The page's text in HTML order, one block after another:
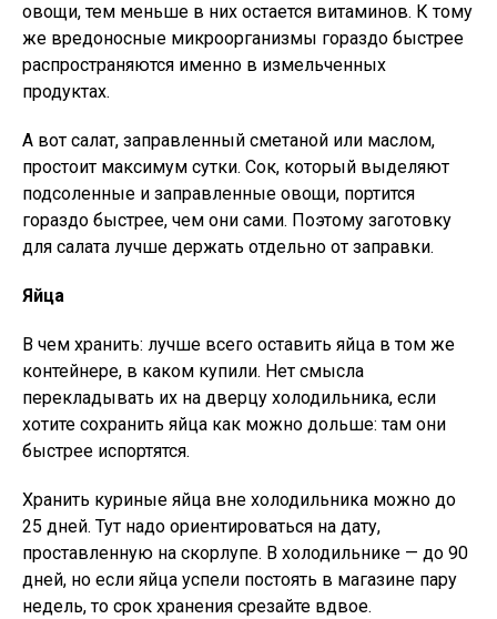
овощи, тем меньше в них остается витаминов. К тому
же вредоносные микроорганизмы гораздо быстрее
распространяются именно в измельченных
продуктах.
А вот салат, заправленный сметаной или маслом,
простоит максимум сутки. Сок, который выделяют
подсоленные и заправленные овощи, портится
гораздо быстрее, чем они сами. Поэтому заготовку
для салата лучше держать отдельно от заправки.
Яйца
В чем хранить: лучше всего оставить яйца в том же
контейнере, в каком купили. Нет смысла
перекладывать их на дверцу холодильника, если
хотите сохранить яйца как можно дольше: там они
быстрее испортятся.
Хранить куриные яйца вне холодильника можно до
25 дней. Тут надо ориентироваться на дату,
проставленную на скорлупе. В холодильнике — до 90
дней, но если яйца успели постоять в магазине пару
недель, то срок хранения срезайте вдвое.